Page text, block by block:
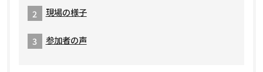
現場の様子
参加者の声